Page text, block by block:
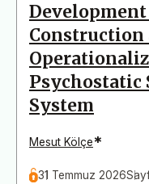
Construction
Psychostatic
System
Mesut Kölçe*
31 Temmuz 2026